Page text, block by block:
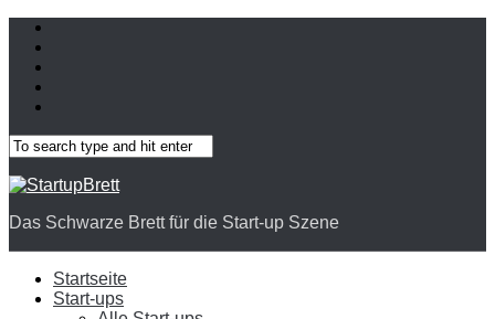
Das Schwarze Brett für die Start-up Szene
Startseite
Start-ups